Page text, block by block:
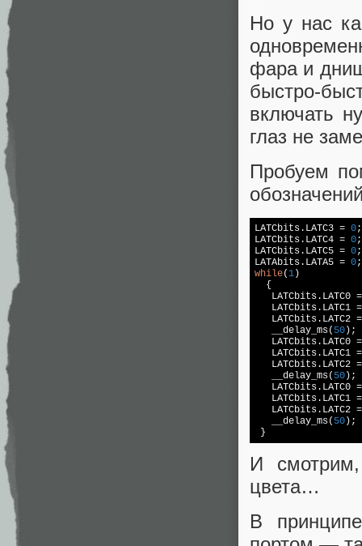
Но у нас
фара и
быстро-
включать
глаз не
Пробуем
LATCbits.LATC3 = 0;
LATCbits.LATC4 = 0;
LATCbits.LATC5 = 0;
LATAbits.LATA5 = 0
while( 1 )
  {
LATCbits.LATC0
LATCbits.LATC1
LATCbits.LATC2
   __delay_ms(
50 );
LATCbits.LATC0
LATCbits.LATC1
LATCbits.LATC2
   __delay_ms(
50 );
LATCbits.LATC0
LATCbits.LATC1
LATCbits.LATC2
   __delay_ms(
50 );
И смотрим,
цвета…
В